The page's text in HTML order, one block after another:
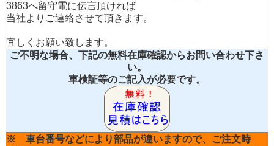
3863へ留守電に伝言頂ければ
当社よりご連絡させて頂きます。
宜しくお願い致します。
ご不明な場合、下記の無料在庫確認からお問い合わせ下さ
い。
車検証等のご記入が必要です。
※ 車台番号などにより部品が違いますので、ご注文時